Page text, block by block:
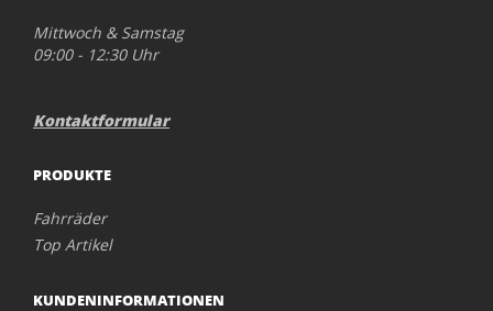
Mittwoch & Samstag
09:00 - 12:30 Uhr
Kontaktformular
PRODUKTE
Fahrräder
Top Artikel
KUNDENINFORMATIONEN